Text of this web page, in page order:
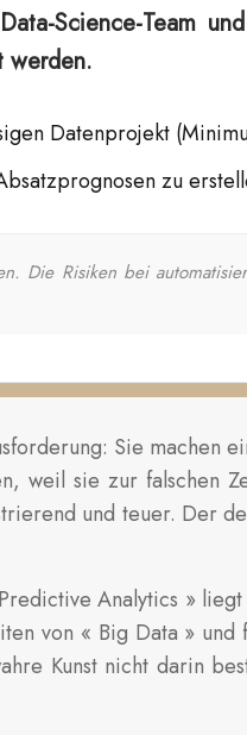
Science-Team
werden.
Datenprojekt
zu
Die Risiken bei
Sie machen
weil sie zur falschen
und teuer. Der
Analytics »
von « Big Data »
Kunst nicht darin